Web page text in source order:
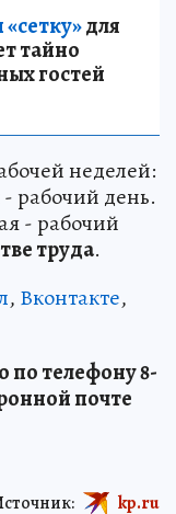
для
тайно
гостей
неделей:
рабочий день.
- рабочий
труда.
, Вконтакте,
по телефону 8-
почте
kp.ru